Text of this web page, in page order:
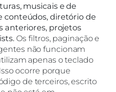
musicais e de
conteúdos, diretório de
anteriores, projetos
Os filtros, paginação e
não funcionam
apenas o teclado
ocorre porque
de terceiros, escrito